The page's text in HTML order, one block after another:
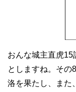
おんな城主直虎15
としますね。その
洛を果たし、また